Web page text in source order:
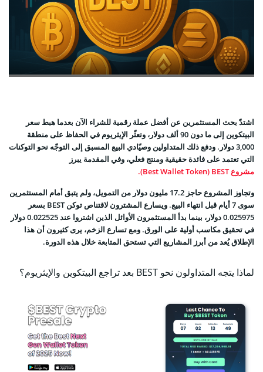
اشتدّ بحث المستثمرين عن أفضل عملة رقمية للشراء الآن بعدما هبط سعر
البيتكوين إلى ما دون 90 ألف دولار، وتعثّر الإيثريوم في الحفاظ على منطقة
3,000 دولار. ودفع ذلك المتداولين وصيّادي البيع المسبق إلى التوجّه نحو التوكنات
التي تعتمد على فائدة حقيقية ومنتج فعلي، وفي المقدمة يبرز
مشروع Best Wallet Token) BEST).
وتجاوز المشروع حاجز 17.2 مليون دولار من التمويل، ولم يتبق أمام المستثمرين
سوى 7 أيام قبل انتهاء البيع. ويسارع المشترون لاقتناص توكن BEST بسعر
0.025975 دولار، بينما بدأ المستثمرون الأوائل الذين اشتروا عند 0.022525 دولار
في تحقيق مكاسب أولية على الورق. ومع تسارع الزخم، يرى كثيرون أن هذا
الإطلاق يُعد من أبرز المشاريع التي تستحق المتابعة خلال هذه الدورة.
لماذا يتجه المتداولون نحو BEST بعد تراجع البيتكوين والإيثريوم؟